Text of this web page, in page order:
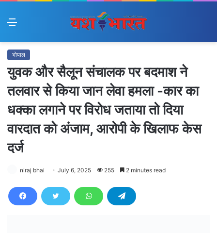
Menu
भोपाल
युवक और सैलून संचालक पर बदमाश ने
तलवार से किया जान लेवा हमला -कार का
धक्का लगाने पर विरोध जताया तो दिया
वारदात को अंजाम, आरोपी के खिलाफ केस
दर्ज
niraj bhai July 6, 2025 255 2 minutes read